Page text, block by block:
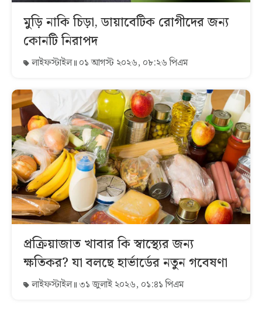
মুড়ি নাকি চিড়া, ডায়াবেটিক রোগীদের জন্য
কোনটি নিরাপদ
লাইফস্টাইল ০১ আগস্ট ২০২৬, ০৮:২৬ পিএম
প্রক্রিয়াজাত খাবার কি স্বাস্থ্যের জন্য
ক্ষতিকর? যা বলছে হার্ভার্ডের নতুন গবেষণা
লাইফস্টাইল ৩১ জুলাই ২০২৬, ০১:৪১ পিএম